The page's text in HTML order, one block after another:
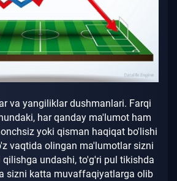
va yangiliklar dushmanlari. Farqi
har qanday ma'lumot ham
yoki qisman haqiqat bo'lishi
vaqtida olingan ma'lumotlar sizni
undashi, to'g'ri pul tikishda
sizni katta muvaffaqiyatlarga olib